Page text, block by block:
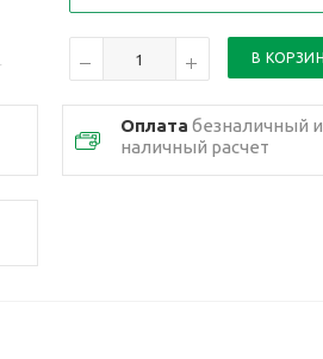
Оплата безналичный и
наличный расчет